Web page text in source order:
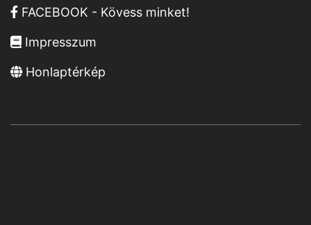
FACEBOOK - Kövess minket!
Impresszum
Honlaptérkép